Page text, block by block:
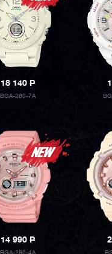
18 140P
BGA-260-7A
14 990P
BGA-280-4A